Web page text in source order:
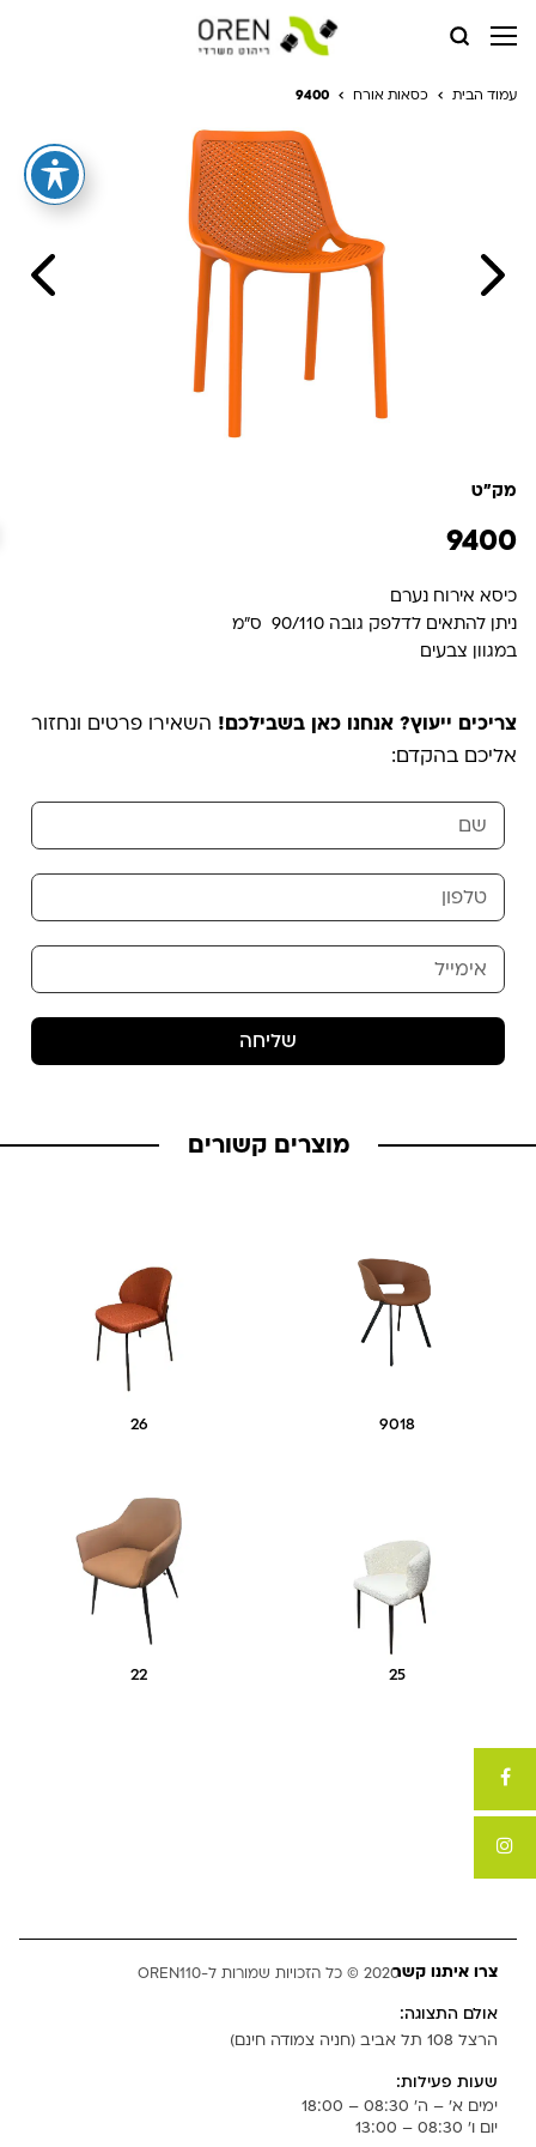
עמוד הבית כסאות אורח 9400
מק"ט
9400
כיסא אירוח נערם
ניתן להתאים לדלפק גובה 90/110 ס"מ
במגוון צבעים
צריכים ייעוץ? אנחנו כאן בשבילכם! השאירו פרטים ונחזור
אליכם בהקדם:
שליחה
מוצרים קשורים
9018
26
25
22
צרו איתנו קשר
אולם התצוגה:
הרצל 108 תל אביב (חניה צמודה חינם)
שעות פעילות:
ימים א' – ה' 08:30 – 18:00
יום ו' 08:30 – 13:00
2020 © כל הזכויות שמורות ל-OREN110